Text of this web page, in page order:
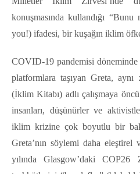
konuşmasında kullandığı “Bunu
you!) ifadesi, bir kuşağın iklim
COVID-19 pandemisi
platformlara taşıyan Greta,
(İklim Kitabı) adlı çalışmaya
insanları, düşünürler ve
iklim krizine çok boyutlu bir
Greta’nın söylemi daha eleştirel
yılında Glasgow’daki COP26